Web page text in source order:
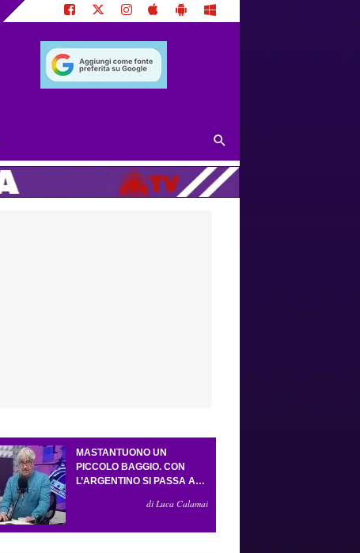
MASTANTUONO UN
PICCOLO BAGGIO. CON
L’ARGENTINO SI PASSA AL
L’AMICHEVOLE CON IL
di Luca Calamai